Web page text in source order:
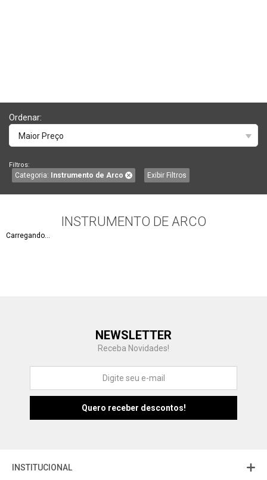
Ordenar:
Maior Preço
Filtros:
Categoria: Instrumento de Arco Exibir Filtros
INSTRUMENTO DE ARCO
Carregando...
NEWSLETTER
Receba Novidades!
INSTITUCIONAL
Fu Fujisom